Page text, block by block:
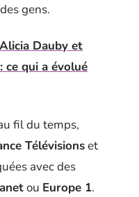
gens.
Alicia Dauby et
ce qui a évolué
fil du temps,
Télévisionset
avec des
ou Europe 1.